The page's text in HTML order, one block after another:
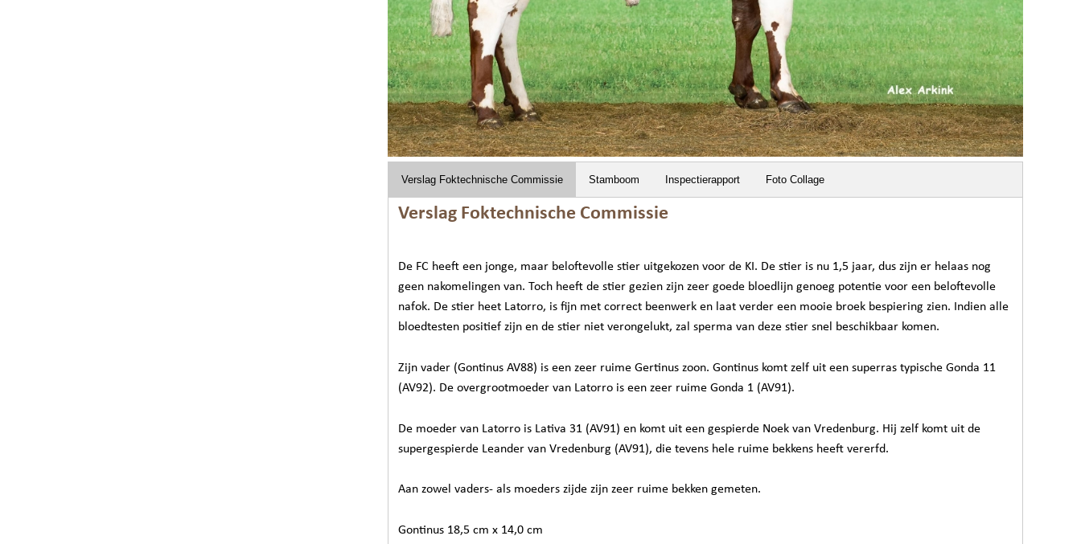
Verslag Foktechnische Commissie Stamboom Inspectierapport Foto Collage
Verslag Foktechnische Commissie
De FC heeft een jonge, maar beloftevolle stier uitgekozen voor de KI. De stier is nu 1,5 jaar, dus zijn er helaas nog
geen nakomelingen van. Toch heeft de stier gezien zijn zeer goede bloedlijn genoeg potentie voor een beloftevolle
nafok. De stier heet Latorro, is fijn met correct beenwerk en laat verder een mooie broek bespiering zien. Indien alle
bloedtesten positief zijn en de stier niet verongelukt, zal sperma van deze stier snel beschikbaar komen.
Zijn vader (Gontinus AV88) is een zeer ruime Gertinus zoon. Gontinus komt zelf uit een superras typische Gonda 11
(AV92). De overgrootmoeder van Latorro is een zeer ruime Gonda 1 (AV91).
De moeder van Latorro is Lativa 31 (AV91) en komt uit een gespierde Noek van Vredenburg. Hij zelf komt uit de
supergespierde Leander van Vredenburg (AV91), die tevens hele ruime bekkens heeft vererfd.
Aan zowel vaders- als moeders zijde zijn zeer ruime bekken gemeten.
Gontinus 18,5 cm x 14,0 cm